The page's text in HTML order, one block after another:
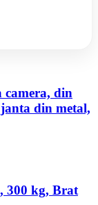
camera, din
din metal,
300 kg, Brat